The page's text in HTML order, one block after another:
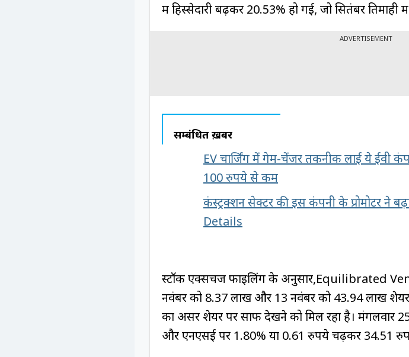
में हिस्सेदारी बढ़कर 20.53% हो गई, जो सितंबर तिमाही
ADVERTISEMENT
सम्बंधित ख़बरें
EV चार्जिंग में गेम-चेंजर तकनीक लाई ये ईवी
100 रुपये से कम
कंस्ट्रक्शन सेक्टर की इस कंपनी के प्रोमोटर ने
Details
स्टॉक एक्सचेंज फाइलिंग के अनुसार,Equilibrated
नवंबर को 8.37 लाख और 13 नवंबर को 43.94 लाख शेयर
का असर शेयर पर साफ देखने को मिल रहा है। मंगलवार
और एनएसई पर 1.80% या 0.61 रुपये चढ़कर 34.51